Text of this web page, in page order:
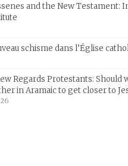
and the New Testament:
schisme dans l’Église
Regards Protestants: Should
in Aramaic to get closer to